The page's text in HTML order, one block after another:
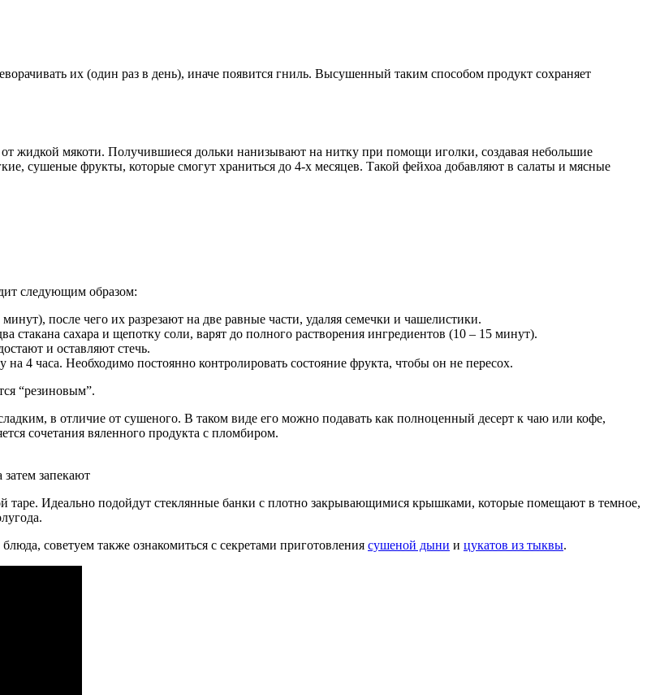
их (один раз в день), иначе появится гниль. Высушенный таким способом продукт сохраняет
жидкой мякоти. Получившиеся дольки нанизывают на нитку при помощи иголки, создавая небольшие
сушеные фрукты, которые смогут храниться до 4-х месяцев. Такой фейхоа добавляют в салаты и мясные
следующим образом:
после чего их разрезают на две равные части, удаляя семечки и чашелистики.
стакана сахара и щепотку соли, варят до полного растворения ингредиентов (10 – 15 минут).
и оставляют стечь.
4 часа. Необходимо постоянно контролировать состояние фрукта, чтобы он не пересох.
“резиновым”.
в отличие от сушеного. В таком виде его можно подавать как полноценный десерт к чаю или кофе,
сочетания вяленного продукта с пломбиром.
запекают
таре. Идеально подойдут стеклянные банки с плотно закрывающимися крышками, которые помещают в темное,
советуем также ознакомиться с секретами приготовления сушеной дыни и цукатов из тыквы.